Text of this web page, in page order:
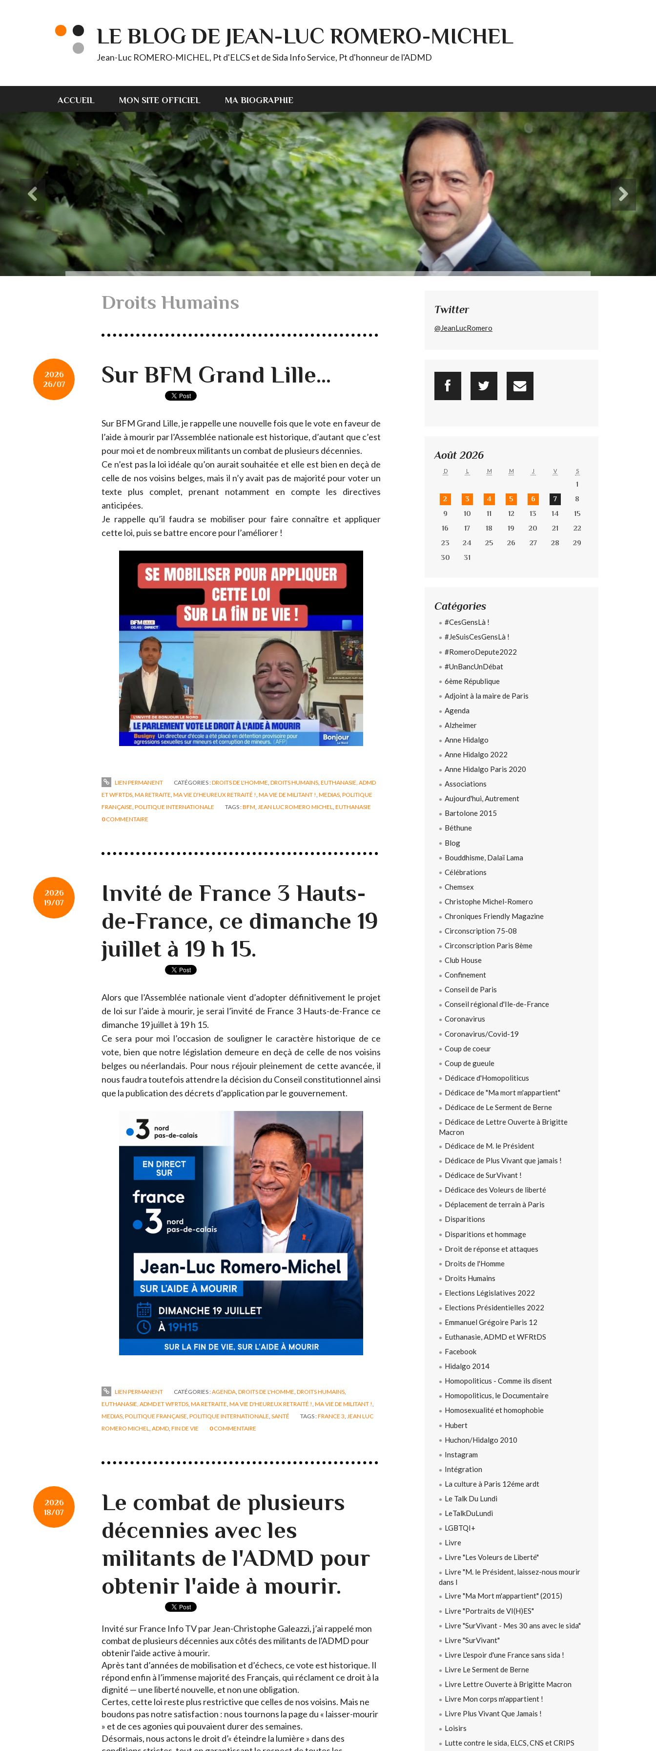
LE BLOG DE JEAN-LUC ROMERO-MICHEL
Jean-Luc ROMERO-MICHEL, Pt d'ELCS et de Sida Info Service, Pt d'honneur de l'ADMD
ACCUEIL MON SITE OFFICIEL MA BIOGRAPHIE
Droits Humains
2026
26/07
Sur BFM Grand Lille...
Sur BFM Grand Lille, je rappelle une nouvelle fois que le vote en faveur de
l’aide à mourir par l’Assemblée nationale est historique, d’autant que c’est
pour moi et de nombreux militants un combat de plusieurs décennies.
Ce n’est pas la loi idéale qu’on aurait souhaitée et elle est bien en deçà de
celle de nos voisins belges, mais il n’y avait pas de majorité pour voter un
texte plus complet, prenant notamment en compte les directives
anticipées.
Je rappelle qu’il faudra se mobiliser pour faire connaître et appliquer
cette loi, puis se battre encore pour l’améliorer !
LIEN PERMANENT CATÉGORIES :DROITS DE L'HOMME, DROITS HUMAINS, EUTHANASIE, ADMD
ET WFRTDS, MA RETRAITE, MA VIE D'HEUREUX RETRAITÉ !, MA VIE DE MILITANT !, MEDIAS, POLITIQUE
FRANÇAISE, POLITIQUE INTERNATIONALE TAGS :BFM, JEAN LUC ROMERO MICHEL, EUTHANASIE
0COMMENTAIRE
2026
19/07
Invité de France 3 Hauts-
de-France, ce dimanche 19
juillet à 19 h 15.
Alors que l’Assemblée nationale vient d’adopter définitivement le projet
de loi sur l’aide à mourir, je serai l’invité de France 3 Hauts-de-France ce
dimanche 19 juillet à 19 h 15.
Ce sera pour moi l’occasion de souligner le caractère historique de ce
vote, bien que notre législation demeure en deçà de celle de nos voisins
belges ou néerlandais. Pour nous réjouir pleinement de cette avancée, il
nous faudra toutefois attendre la décision du Conseil constitutionnel ainsi
que la publication des décrets d’application par le gouvernement.
LIEN PERMANENT CATÉGORIES :AGENDA, DROITS DE L'HOMME, DROITS HUMAINS,
EUTHANASIE, ADMD ET WFRTDS, MA RETRAITE, MA VIE D'HEUREUX RETRAITÉ !, MA VIE DE MILITANT !,
MEDIAS, POLITIQUE FRANÇAISE, POLITIQUE INTERNATIONALE, SANTÉ TAGS :FRANCE 3, JEAN LUC
ROMERO MICHEL, ADMD, FIN DE VIE 0COMMENTAIRE
2026
18/07
Le combat de plusieurs
décennies avec les
militants de l'ADMD pour
obtenir l'aide à mourir.
Invité sur France Info TV par Jean-Christophe Galeazzi, j’ai rappelé mon
combat de plusieurs décennies aux côtés des militants de l'ADMD pour
obtenir l'aide active à mourir.
Après tant d’années de mobilisation et d’échecs, ce vote est historique. Il
répond enfin à l’immense majorité des Français, qui réclament ce droit à la
dignité — une liberté nouvelle, et non une obligation.
Certes, cette loi reste plus restrictive que celles de nos voisins. Mais ne
boudons pas notre satisfaction : nous tournons la page du « laisser-mourir
» et de ces agonies qui pouvaient durer des semaines.
Désormais, nous actons le droit d’« éteindre la lumière » dans des
Twitter
@JeanLucRomero
Août 2026
D L M M J V S
1
2
3 4 5 6 7
8
9
10 11 12 13 14
15
16
17 18 19 20 21
22
23
24 25 26 27 28
29
30
31
Catégories
#CesGensLà !
#JeSuisCesGensLà !
#RomeroDepute2022
#UnBancUnDébat
6ème République
Adjoint à la maire de Paris
Agenda
Alzheimer
Anne Hidalgo
Anne Hidalgo 2022
Anne Hidalgo Paris 2020
Associations
Aujourd'hui, Autrement
Bartolone 2015
Béthune
Blog
Bouddhisme, Dalaï Lama
Célébrations
Chemsex
Christophe Michel-Romero
Chroniques Friendly Magazine
Circonscription 75-08
Circonscription Paris 8ème
Club House
Confinement
Conseil de Paris
Conseil régional d'Ile-de-France
Coronavirus
Coronavirus/Covid-19
Coup de coeur
Coup de gueule
Dédicace d'Homopoliticus
Dédicace de "Ma mort m'appartient"
Dédicace de Le Serment de Berne
Dédicace de Lettre Ouverte à Brigitte
Macron
Dédicace de M. le Président
Dédicace de Plus Vivant que jamais !
Dédicace de SurVivant !
Dédicace des Voleurs de liberté
Déplacement de terrain à Paris
Disparitions
Disparitions et hommage
Droit de réponse et attaques
Droits de l'Homme
Droits Humains
Elections Législatives 2022
Elections Présidentielles 2022
Emmanuel Grégoire Paris 12
Euthanasie, ADMD et WFRtDS
Facebook
Hidalgo 2014
Homopoliticus - Comme ils disent
Homopoliticus, le Documentaire
Homosexualité et homophobie
Hubert
Huchon/Hidalgo 2010
Instagram
Intégration
La culture à Paris 12éme ardt
Le Talk Du Lundi
LeTalkDuLundi
LGBTQI+
Livre
Livre "Les Voleurs de Liberté"
Livre "M. le Président, laissez-nous mourir
dans l
Livre "Ma Mort m'appartient" (2015)
Livre "Portraits de VI(H)ES"
Livre "SurVivant - Mes 30 ans avec le sida"
Livre "SurVivant"
Livre L'espoir d'une France sans sida !
Livre Le Serment de Berne
Livre Lettre Ouverte à Brigitte Macron
Livre Mon corps m'appartient !
Livre Plus Vivant Que Jamais !
Loisirs
Lutte contre le sida, ELCS, CNS et CRIPS